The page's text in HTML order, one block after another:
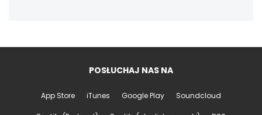
POSŁUCHAJ NAS NA
App Store iTunes Google Play Soundcloud